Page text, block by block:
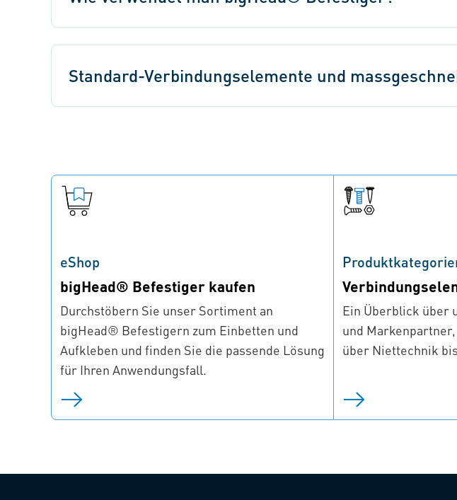
Standard-Verbindungselemente und
eShop
bigHead® Befestiger kaufen
Durchstöbern Sie unser Sortiment an
bigHead® Befestigern zum Einbetten und
Aufkleben und finden Sie die passende Lösung
für Ihren Anwendungsfall.
Ein Überblick über
und
über Niettechnik